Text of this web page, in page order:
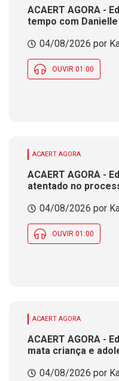
ACAERT AGORA -
tempo com
chuva em parte de
04/08/2026 por
OUVIR 01:00
ACAERT AGORA
ACAERT AGORA -
atentado no
estudantes e
inscrições para
(4)
04/08/2026 por
OUVIR 01:00
ACAERT AGORA
ACAERT AGORA -
mata criança e
SC para fim de
04/08/2026 por